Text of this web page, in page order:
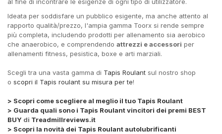
al fine di incontrare le esigenze di ogni tipo di utilizzatore.
Ideata per soddisfare un pubblico esigente, ma anche attento al
rapporto qualità/prezzo, l'ampia gamma Toorx si rende sempre
più completa, includendo prodotti per allenamento sia aerobico
che anaerobico, e comprendendo attrezzi e accessori per
allenamenti fitness, pesistica, boxe e arti marziali.
Scegli tra una vasta gamma di Tapis Roulant sul nostro shop
o scopri il Tapis roulant su misura per te!
> Scopri come scegliere al meglio il tuo Tapis Roulant
> Guarda quali sono i Tapis Roulant vincitori dei premi BEST
BUY di Treadmillreviews.it
> Scopri la novità dei Tapis Roulant autolubrificanti